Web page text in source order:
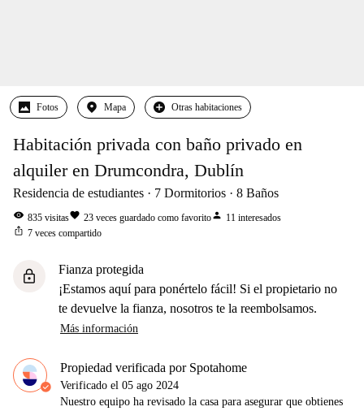
Fotos Mapa Otras habitaciones
Habitación privada con baño privado en
alquiler en Drumcondra, Dublín
Residencia de estudiantes 7 Dormitorios 8 Baños
visibility 835 visitasfavorite 23 veces guardado como favoritoperson 11 interesados
ios_share 7 veces compartido
lock
Fianza protegida
¡Estamos aquí para ponértelo fácil! Si el propietario no
te devuelve la fianza, nosotros te la reembolsamos.
Más información
Propiedad verificada por Spotahome
Verificado el 05 ago 2024
Nuestro equipo ha revisado la casa para asegurar que obtienes